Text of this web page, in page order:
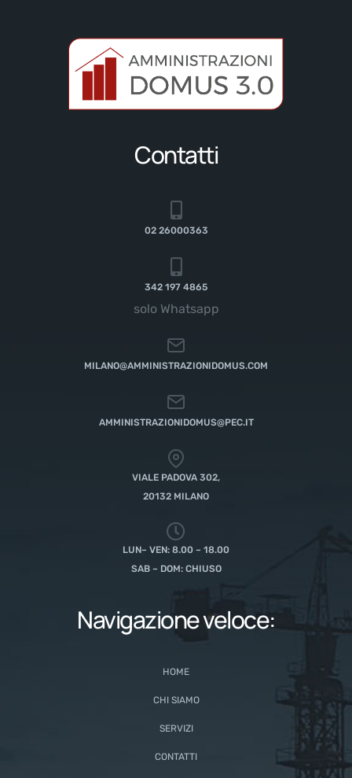
Contatti
02 26000363
342 197 4865
solo Whatsapp
MILANO@AMMINISTRAZIONIDOMUS.COM
AMMINISTRAZIONIDOMUS@PEC.IT
VIALE PADOVA 302,
20132 MILANO
LUN– VEN: 8.00 – 18.00
SAB – DOM: CHIUSO
Navigazione veloce:
HOME
CHI SIAMO
SERVIZI
CONTATTI